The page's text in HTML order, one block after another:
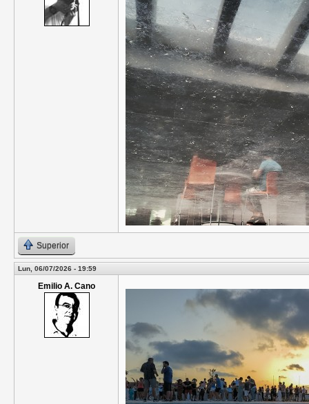
Superior
Lun, 06/07/2026 - 19:59
Emilio A. Cano